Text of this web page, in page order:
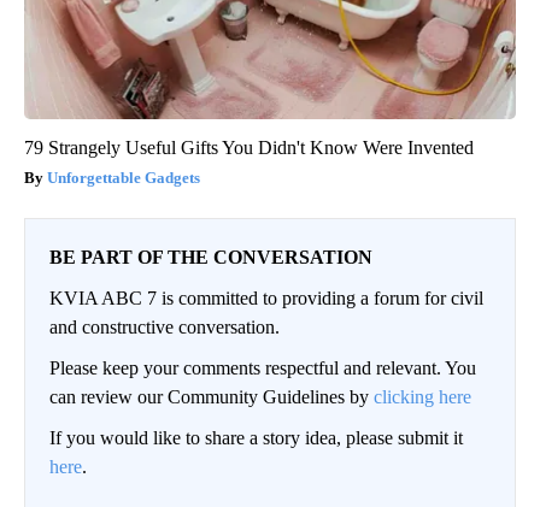
79 Strangely Useful Gifts You Didn't Know Were Invented
Unforgettable Gadgets
BE PART OF THE CONVERSATION
KVIA ABC 7 is committed to providing a forum for civil
and constructive conversation.
Please keep your comments respectful and relevant. You
can review our Community Guidelines by clicking here
If you would like to share a story idea, please submit it
here.